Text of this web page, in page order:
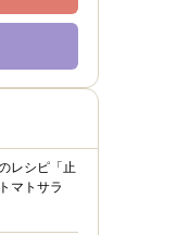
レシピ「止
マトサラ